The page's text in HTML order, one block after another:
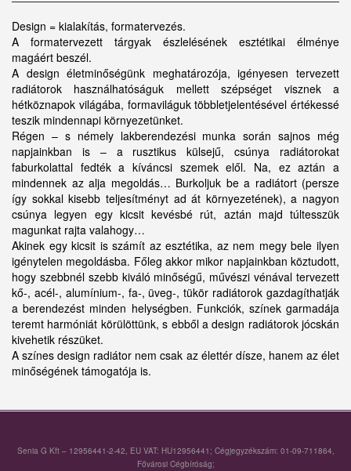
Design = kialakítás, formatervezés.
A formatervezett tárgyak észlelésének esztétikai élménye
magáért beszél.
A design életminőségünk meghatározója, igényesen tervezett
radiátorok használhatóságuk mellett szépséget visznek a
hétköznapok világába, formaviláguk többletjelentésével értékessé
teszik mindennapi környezetünket.
Régen – s némely lakberendezési munka során sajnos még
napjainkban is – a rusztikus külsejű, csúnya radiátorokat
faburkolattal fedték a kíváncsi szemek elől. Na, ez aztán a
mindennek az alja megoldás… Burkoljuk be a radiátort (persze
így sokkal kisebb teljesítményt ad át környezetének), a nagyon
csúnya legyen egy kicsit kevésbé rút, aztán majd túltesszük
magunkat rajta valahogy…
Akinek egy kicsit is számít az esztétika, az nem megy bele ilyen
igénytelen megoldásba. Főleg akkor mikor napjainkban köztudott,
hogy szebbnél szebb kiváló minőségű, művészi vénával tervezett
kő-, acél-, alumínium-, fa-, üveg-, tükör radiátorok gazdagíthatják
a berendezést minden helységben. Funkciók, színek garmadája
teremt harmóniát körülöttünk, s ebből a design radiátorok jócskán
kivehetik részüket.
A színes design radiátor nem csak az élettér dísze, hanem az élet
minőségének támogatója is.
Senia G Kft – 12956441-2-42, EU VAT: HU12956441; Cégjegyzékszám: 01-09-711864,
Fővárosi Cégbíróság;